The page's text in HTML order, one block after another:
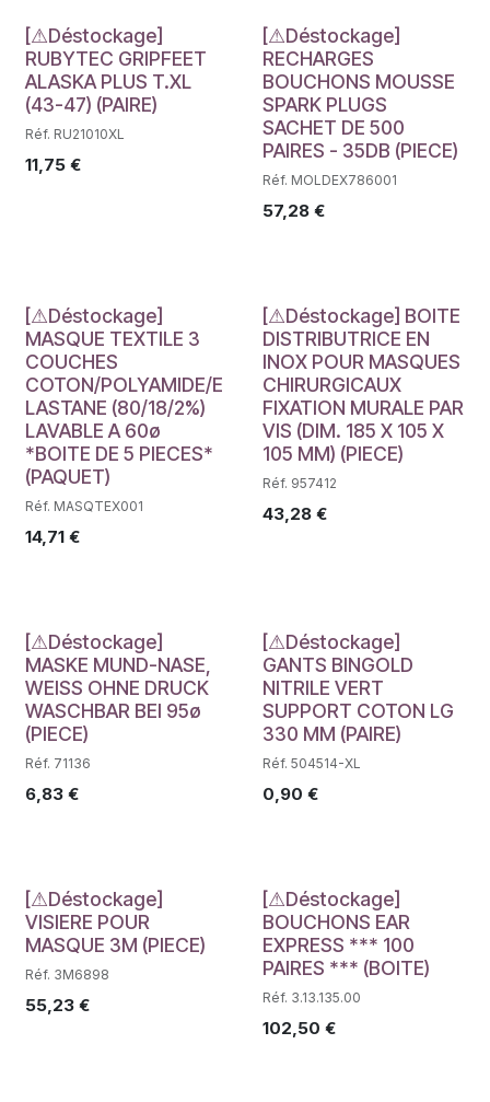
Déstockage
[⚠Déstockage]
RUBYTEC GRIPFEET
ALASKA PLUS T.XL
(43-47) (PAIRE)
Réf. RU21010XL
11,75 €
Déstockage
[⚠Déstockage]
RECHARGES
BOUCHONS MOUSSE
SPARK PLUGS
SACHET DE 500
PAIRES - 35DB (PIECE)
Réf. MOLDEX786001
57,28€
Déstockage
[⚠Déstockage]
MASQUE TEXTILE 3
COUCHES
COTON/POLYAMIDE/E
LASTANE (80/18/2%)
LAVABLE A 60ø
*BOITE DE 5 PIECES*
(PAQUET)
Réf. MASQTEX001
14,71 €
Déstockage
[⚠Déstockage] BOITE
DISTRIBUTRICE EN
INOX POUR MASQUES
CHIRURGICAUX
FIXATION MURALE PAR
VIS (DIM. 185 X 105 X
105 MM) (PIECE)
Réf. 957412
43,28€
Déstockage
[⚠Déstockage]
MASKE MUND-NASE,
WEISS OHNE DRUCK
WASCHBAR BEI 95ø
(PIECE)
Réf. 71136
6,83 €
Déstockage
[⚠Déstockage]
GANTS BINGOLD
NITRILE VERT
SUPPORT COTON LG
330 MM (PAIRE)
Réf. 504514-XL
0,90 €
Déstockage
[⚠Déstockage]
VISIERE POUR
MASQUE 3M (PIECE)
Réf. 3M6898
55,23 €
Déstockage
[⚠Déstockage]
BOUCHONS EAR
EXPRESS *** 100
PAIRES *** (BOITE)
Réf. 3.13.135.00
102,50 €